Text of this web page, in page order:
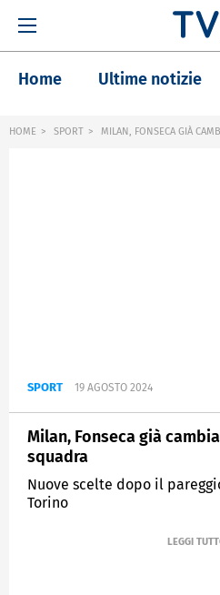
Home Ultime notizie
HOME SPORT MILAN, FONSECA GIÀ
SPORT 19 AGOSTO 2024
Milan, Fonseca già
squadra
Nuove scelte dopo il
Torino
SPORTMEDIASET